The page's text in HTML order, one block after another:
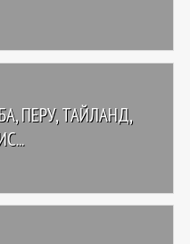
ПЕРУ, ТАЙЛАНД,